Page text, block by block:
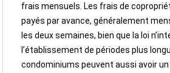
frais mensuels. Les frais de
payés par avance, généralement
les deux semaines, bien que la loi
l’établissement de périodes plus
condominiums peuvent aussi avoir